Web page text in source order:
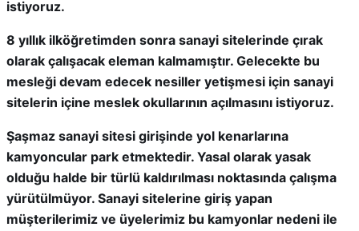
istiyoruz.
8 yıllık ilköğretimden sonra sanayi sitelerinde çırak
olarak çalışacak eleman kalmamıştır. Gelecekte bu
mesleği devam edecek nesiller yetişmesi için sanayi
sitelerin içine meslek okullarının açılmasını istiyoruz.
Şaşmaz sanayi sitesi girişinde yol kenarlarına
kamyoncular park etmektedir. Yasal olarak yasak
olduğu halde bir türlü kaldırılması noktasında çalışma
yürütülmüyor. Sanayi sitelerine giriş yapan
müşterilerimiz ve üyelerimiz bu kamyonlar nedeni ile